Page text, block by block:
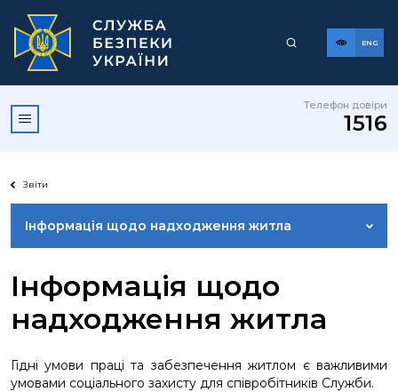
ENG
Телефон довіри
1516
Звіти
Інформація щодо надходження житла
ПУБЛІЧНІ ЗВІТИ
ІНФОРМАЦІЯ ПРО ВИКОРИСТАННЯ БЮДЖЕТНИХ
Інформація щодо
надходження житла
Гідні умови праці та забезпечення житлом є важливими
умовами соціального захисту для співробітників Служби.